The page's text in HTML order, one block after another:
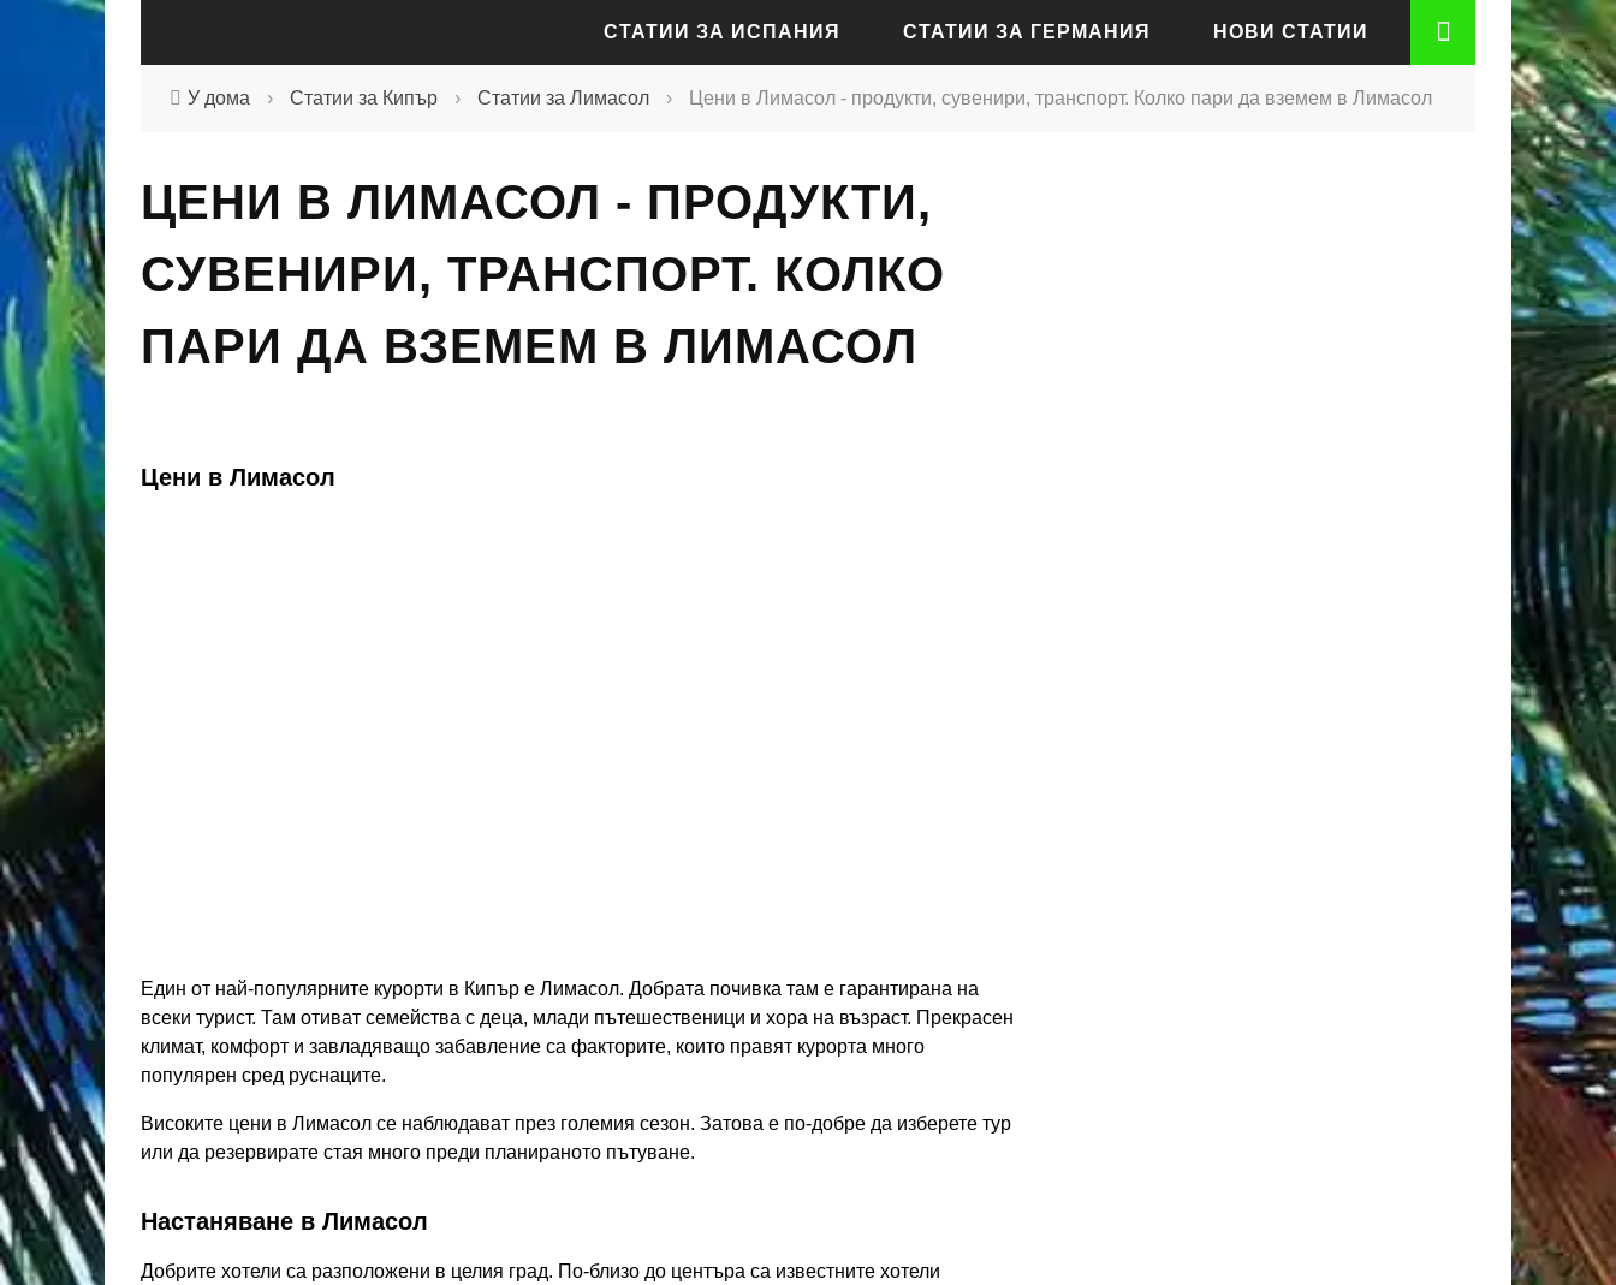
СТАТИИ ЗА ИСПАНИЯ
СТАТИИ ЗА БАРСЕЛОНА
СТАТИИ ЗА СЕВИЛЯ
СТАТИИ ЗА ВАЛЕНСИЯ
СТАТИИ ЗА ГЕРМАНИЯ
СТАТИИ ЗА БЕРЛИН
СТАТИИ ЗА ДРЕЗДЕН
СТАТИИ ЗА ФРАНКФУРТ
НОВИ СТАТИИ
У дома › Статии за Кипър › Статии за Лимасол › Цени в Лимасол - продукти, сувенири, транспорт. Колко пари да вземем в Лимасол
ЦЕНИ В ЛИМАСОЛ - ПРОДУКТИ,
СУВЕНИРИ, ТРАНСПОРТ. КОЛКО
ПАРИ ДА ВЗЕМЕМ В ЛИМАСОЛ
Цени в Лимасол
Един от най-популярните курорти в Кипър е Лимасол. Добрата почивка там е гарантирана на
всеки турист. Там отиват семейства с деца, млади пътешественици и хора на възраст. Прекрасен
климат, комфорт и завладяващо забавление са факторите, които правят курорта много
популярен сред руснаците.
Високите цени в Лимасол се наблюдават през големия сезон. Затова е по-добре да изберете тур
или да резервирате стая много преди планираното пътуване.
Настаняване в Лимасол
Добрите хотели са разположени в целия град. По-близо до центъра са известните хотели